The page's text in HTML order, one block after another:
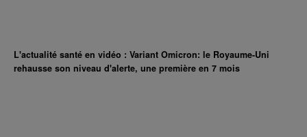
L'actualité santé en vidéo : Variant Omicron: le Royaume-Uni
rehausse son niveau d'alerte, une première en 7 mois